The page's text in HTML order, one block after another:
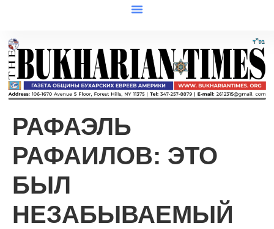
РАФАЭЛЬ
РАФАИЛОВ: ЭТО
БЫЛ
НЕЗАБЫВАЕМЫЙ